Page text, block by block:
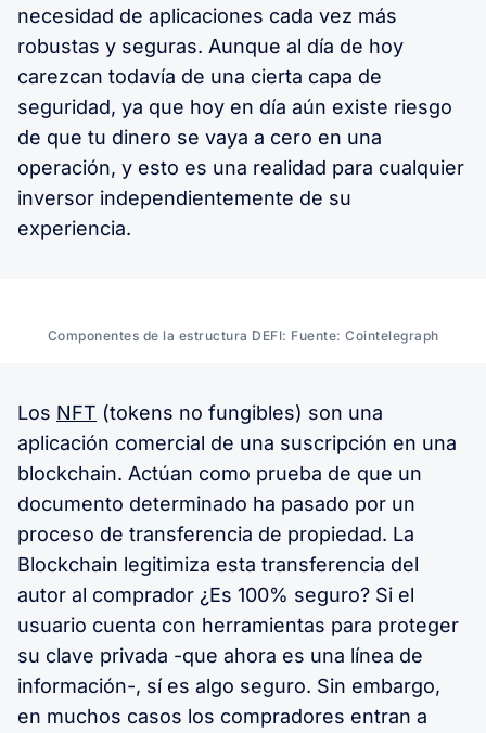
necesidad de aplicaciones cada vez más
robustas y seguras. Aunque al día de hoy
carezcan todavía de una cierta capa de
seguridad, ya que hoy en día aún existe riesgo
de que tu dinero se vaya a cero en una
operación, y esto es una realidad para cualquier
inversor independientemente de su
experiencia.
Componentes de la estructura DEFI: Fuente: Cointelegraph
Los NFT (tokens no fungibles) son una
aplicación comercial de una suscripción en una
blockchain. Actúan como prueba de que un
documento determinado ha pasado por un
proceso de transferencia de propiedad. La
Blockchain legitimiza esta transferencia del
autor al comprador ¿Es 100% seguro? Si el
usuario cuenta con herramientas para proteger
su clave privada -que ahora es una línea de
información-, sí es algo seguro. Sin embargo,
en muchos casos los compradores entran a